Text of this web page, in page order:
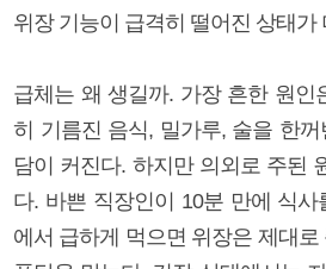
위장 기능이 급격히 떨어진 상태가
급체는 왜 생길까. 가장 흔한 원인
히 기름진 음식, 밀가루, 술을 한
담이 커진다. 하지만 의외로 주된
다. 바쁜 직장인이 10분 만에 식
에서 급하게 먹으면 위장은 제대